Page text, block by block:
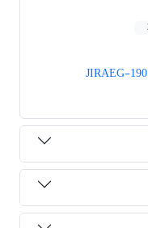
JIRAEG-